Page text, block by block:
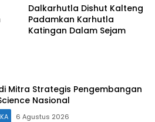
Dalkarhutla Dishut Kalteng
Padamkan Karhutla
Katingan Dalam Sejam
Mitra Strategis Pengembangan
Nasional
6 Agustus 2026